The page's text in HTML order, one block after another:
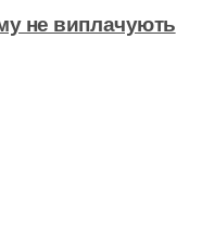
не виплачують